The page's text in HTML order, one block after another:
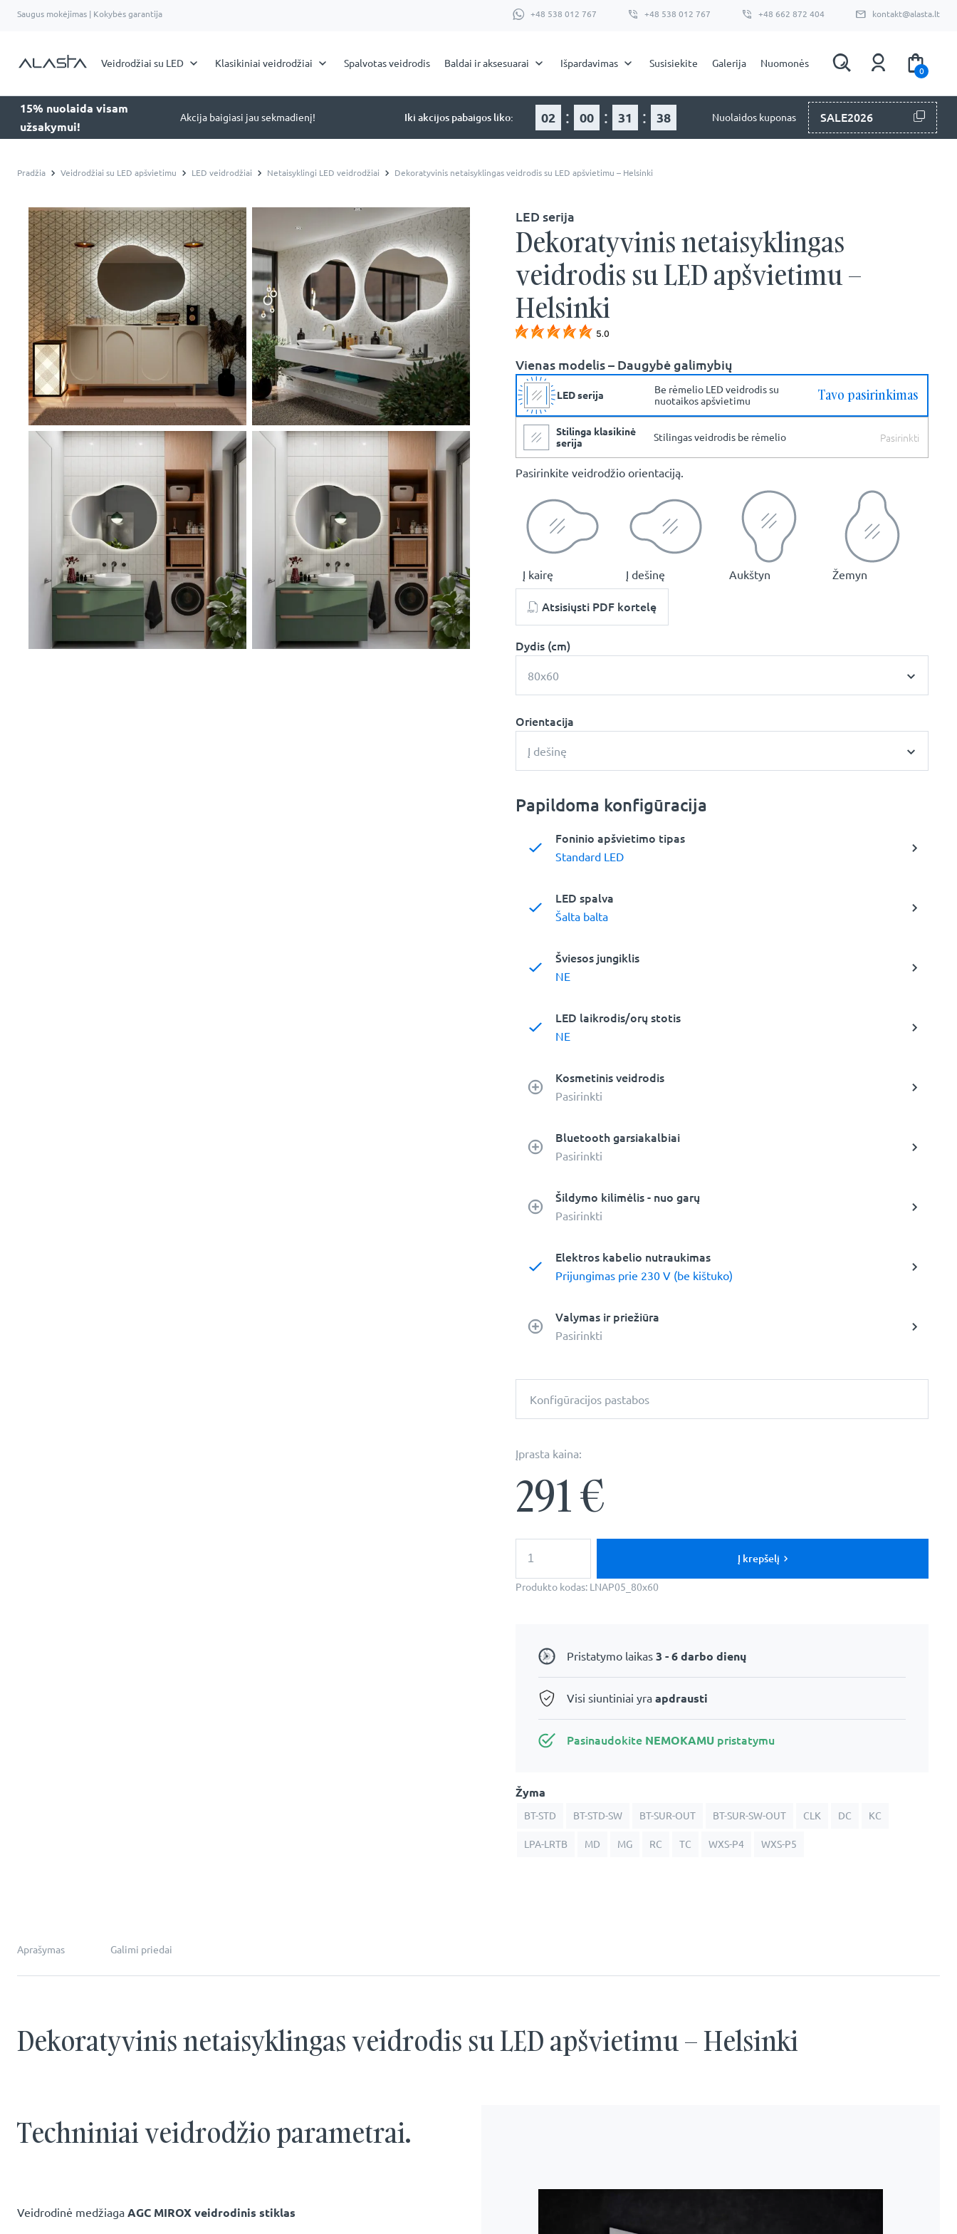
Saugus mokėjimas | Kokybės garantija +48 538 012 767 +48 538 012 767 +48 662 872 404 kontakt@alasta.lt
Veidrodžiai su LED Klasikiniai veidrodžiai Spalvotas veidrodis Baldai ir aksesuarai Išpardavimas Susisiekite Galerija Nuomonės
0
15% nuolaida visam
užsakymui!
Akcija baigiasi jau sekmadienį! Iki akcijos pabaigos liko: 02 : 00 : 31 : 37 Nuolaidos kuponas SALE2026
Pradžia Veidrodžiai su LED apšvietimu LED veidrodžiai Netaisyklingi LED veidrodžiai Dekoratyvinis netaisyklingas veidrodis su LED apšvietimu – Helsinki
LED serija
Dekoratyvinis netaisyklingas
veidrodis su LED apšvietimu –
Helsinki
5.0
Vienas modelis – Daugybė galimybių
LED serija
Be rėmelio LED veidrodis su
nuotaikos apšvietimu
Tavo pasirinkimas
Stilinga klasikinė
serija
Stilingas veidrodis be rėmelio Pasirinkti
Pasirinkite veidrodžio orientaciją.
Į kairę Į dešinę Aukštyn Žemyn
Atsisiųsti PDF kortelę
Dydis (cm)
80x60
Orientacija
Į dešinę
Papildoma konfigūracija
Foninio apšvietimo tipas
Standard LED
LED spalva
Šalta balta
Šviesos jungiklis
NE
LED laikrodis/orų stotis
NE
Kosmetinis veidrodis
Pasirinkti
Bluetooth garsiakalbiai
Pasirinkti
Šildymo kilimėlis - nuo garų
Pasirinkti
Elektros kabelio nutraukimas
Prijungimas prie 230 V (be kištuko)
Valymas ir priežiūra
Pasirinkti
Konfigūracijos pastabos
Įprasta kaina:
291€
kiekis:
netaisyklingas
Helsinki
Į krepšelį
Produkto kodas: LNAP05_80x60
Pristatymo laikas 3 - 6 darbo dienų
Visi siuntiniai yra apdrausti
Pasinaudokite NEMOKAMU pristatymu
Žyma
BT-STD BT-STD-SW BT-SUR-OUT BT-SUR-SW-OUT CLK DC KC
LPA-LRTB MD MG RC TC WXS-P4 WXS-P5
Aprašymas Galimi priedai
Dekoratyvinis netaisyklingas veidrodis su LED apšvietimu – Helsinki
Techniniai veidrodžio parametrai.
Veidrodinė medžiaga AGC MIROX veidrodinis stiklas